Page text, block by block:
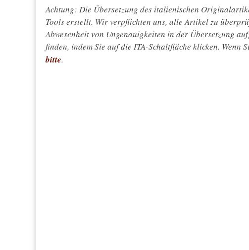
Achtung: Die Übersetzung des italienischen
Tools erstellt. Wir verpflichten uns, alle Artikel zu
Abwesenheit von Ungenauigkeiten in der Übersetzung
finden, indem Sie auf die ITA-Schaltfläche klicken. Wenn
bitte.